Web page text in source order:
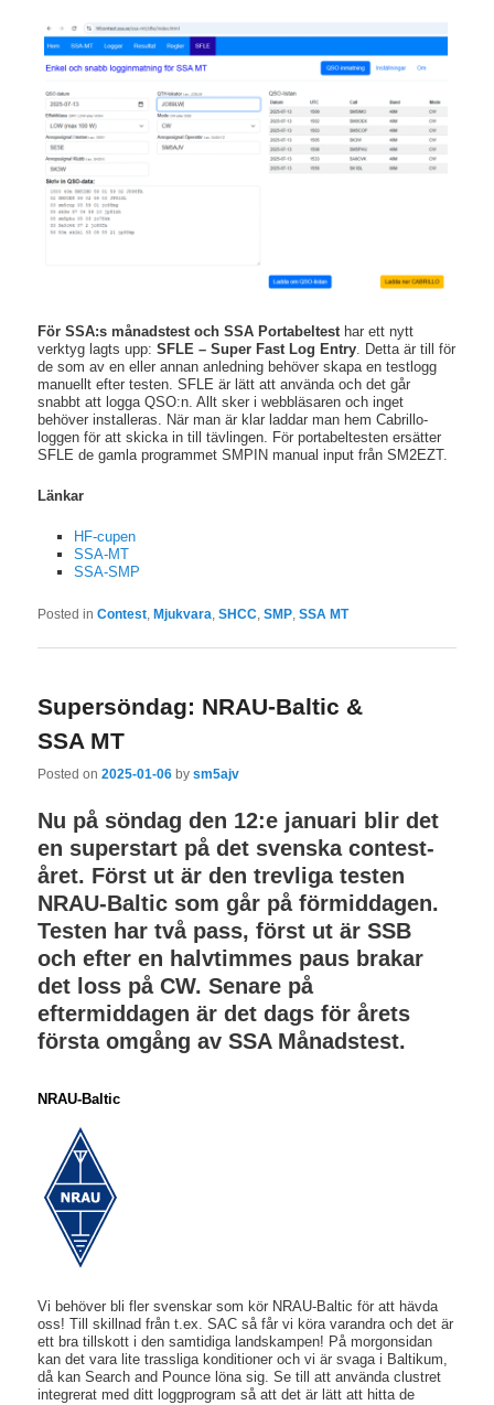
För SSA:s månadstest och SSA Portabeltest har ett nytt
verktyg lagts upp:SFLE – Super Fast Log Entry . Detta är till för
de som av en eller annan anledning behöver skapa en testlogg
manuellt efter testen. SFLE är lätt att använda och det går
snabbt att logga QSO:n. Allt sker i webbläsaren och inget
behöver installeras. När man är klar laddar man hem Cabrillo-
loggen för att skicka in till tävlingen. För portabeltesten ersätter
SFLE de gamla programmet SMPIN manual input från SM2EZT.
Länkar
HF-cupen
SSA-MT
SSA-SMP
Posted in Contest, Mjukvara,SHCC,SMP,SSA MT
Supersöndag: NRAU-Baltic &
SSA MT
Posted on2025-01-06 bysm5ajv
Nu på söndag den 12:e januari blir det
en superstart på det svenska contest-
året. Först ut är den trevliga testen
NRAU-Baltic som går på förmiddagen.
Testen har två pass, först ut är SSB
och efter en halvtimmes paus brakar
det loss på CW. Senare på
eftermiddagen är det dags för årets
första omgång av SSA Månadstest.
NRAU-Baltic
Vi behöver bli fler svenskar som kör NRAU-Baltic för att hävda
oss! Till skillnad från t.ex. SAC så får vi köra varandra och det är
ett bra tillskott i den samtidiga landskampen! På morgonsidan
kan det vara lite trassliga konditioner och vi är svaga i Baltikum,
då kan Search and Pounce löna sig. Se till att använda clustret
integrerat med ditt loggprogram så att det är lätt att hitta de